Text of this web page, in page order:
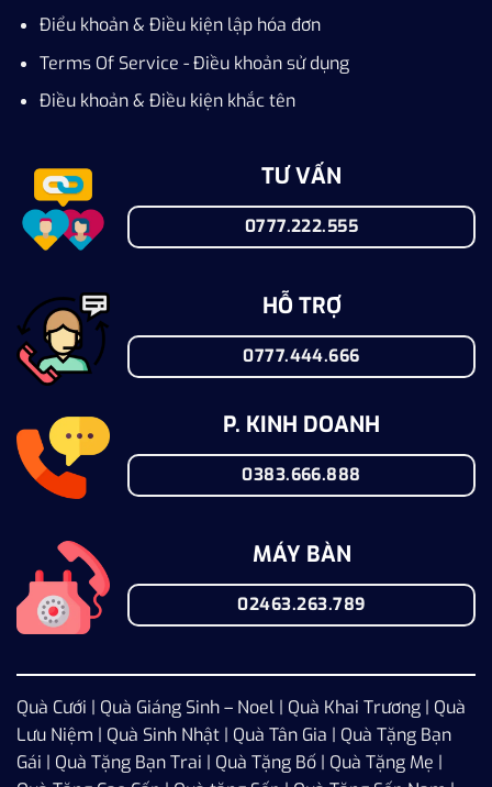
Điểu khoản & Điều kiện lập hóa đơn
Terms Of Service - Điều khoản sử dụng
Điều khoản & Điều kiện khắc tên
TƯ VẤN
0777.222.555
HỖ TRỢ
0777.444.666
P. KINH DOANH
0383.666.888
MÁY BÀN
02463.263.789
Quà Cưới | Quà Giáng Sinh – Noel | Quà Khai Trương | Quà
Lưu Niệm | Quà Sinh Nhật | Quà Tân Gia | Quà Tặng Bạn
Gái | Quà Tặng Bạn Trai | Quà Tặng Bố | Quà Tặng Mẹ |